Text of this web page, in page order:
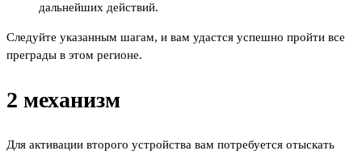
дальнейших действий.
Следуйте указанным шагам, и вам удастся успешно пройти все
преграды в этом регионе.
2 механизм
Для активации второго устройства вам потребуется отыскать